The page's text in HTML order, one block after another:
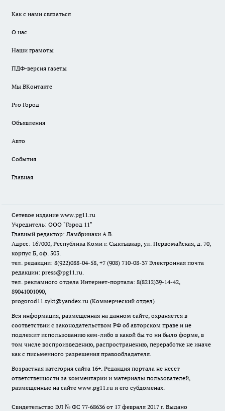
Как с нами связаться
О нас
Наши грамоты
ПДФ-версия газеты
Мы ВКонтакте
Pro Город
Объявления
Авто
События
Главная
Сетевое издание www.pg11.ru
Учредитель: ООО "Город 11"
Главный редактор: Ламбринаки А.В.
Адрес: 167000, Республика Коми г. Сыктывкар, ул. Первомайская, д. 70,
корпус Б, оф. 503.
тел. редакции: 8(922)088-04-58, +7 (908) 710-08-37 Электронная почта
редакции: press@pg11.ru.
тел. рекламного отдела Интернет-портала: 8(8212)39-14-42,
89041001090,
progorod11.sykt@yandex.ru (Коммерческий отдел)
Вся информация, размещенная на данном сайте, охраняется в
соответствии с законодательством РФ об авторском праве и не
подлежит использованию кем-либо в какой бы то ни было форме, в
том числе воспроизведению, распространению, переработке не иначе
как с письменного разрешения правообладателя.
Возрастная категория сайта 16+. Редакция портала не несет
ответственности за комментарии и материалы пользователей,
размещенные на сайте www.pg11.ru и его субдоменах.
Свидетельство ЭЛ № ФС 77-68636 от 17 февраля 2017 г. Выдано